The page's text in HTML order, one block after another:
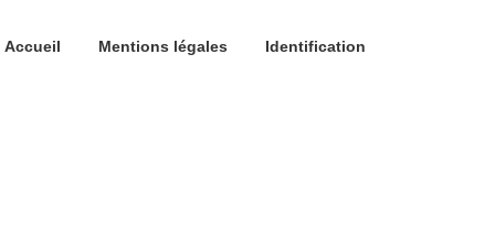
Accueil Mentions légales Identification